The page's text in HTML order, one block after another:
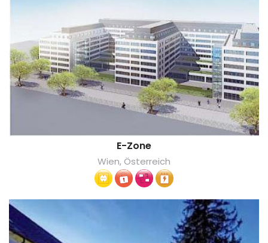
E-Zone
Wien, Österreich